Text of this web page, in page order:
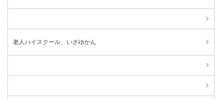
老人ハイスクール、いざゆかん